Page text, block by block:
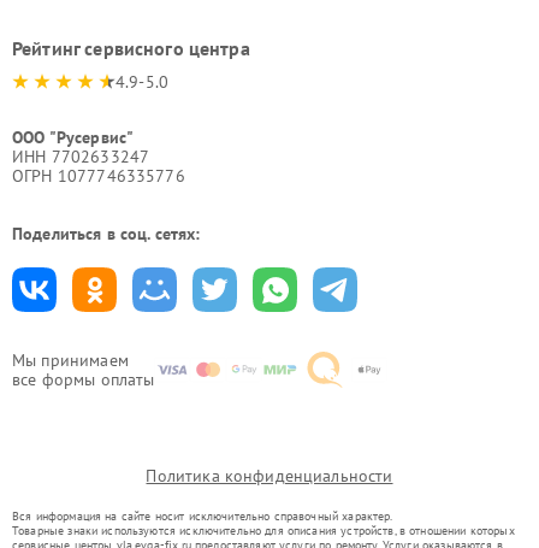
Мы принимаем
все формы оплаты
Рейтинг сервисного центра
4.9-5.0
ООО "Русервис"
ИНН 7702633247
ОГРН 1077746335776
Поделиться в соц. сетях:
Политика конфиденциальности
Вся информация на сайте носит исключительно справочный характер.
Товарные знаки используются исключительно для описания устройств, в отношении которых
сервисные центры vla.evga-fix.ru предоставляют услуги по ремонту. Услуги оказываются в